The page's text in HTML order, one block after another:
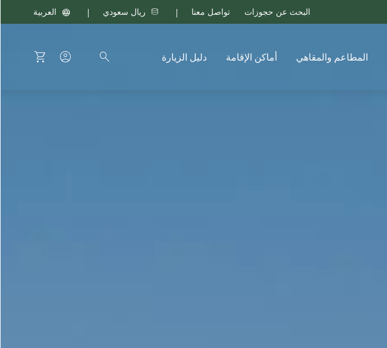
البحث عن حجوزات تواصل معنا ريال سعودي العربية
المطاعم والمقاهي أماكن الإقامة دليل الزيارة